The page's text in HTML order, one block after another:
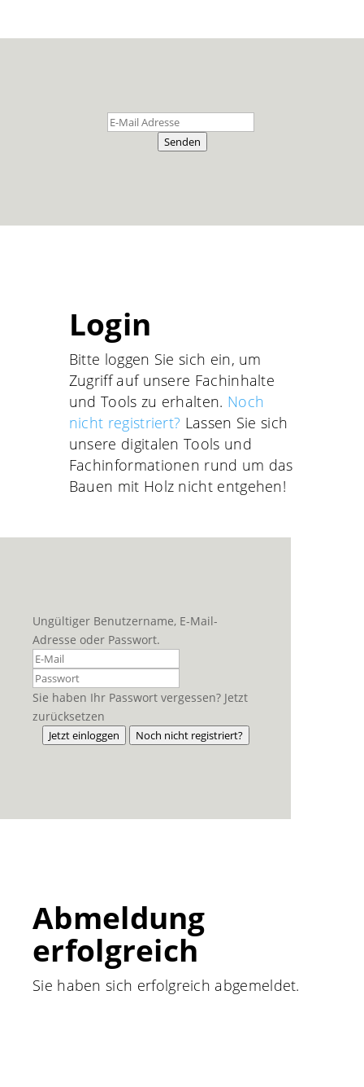
Senden
Login
Bitte loggen Sie sich ein, um
Zugriff auf unsere Fachinhalte
und Tools zu erhalten. Noch
nicht registriert? Lassen Sie sich
unsere digitalen Tools und
Fachinformationen rund um das
Bauen mit Holz nicht entgehen!
Ungültiger Benutzername, E-Mail-
Adresse oder Passwort.
Sie haben Ihr Passwort vergessen? Jetzt
zurücksetzen
Jetzt einloggen Noch nicht registriert?
Abmeldung
erfolgreich
Sie haben sich erfolgreich abgemeldet.